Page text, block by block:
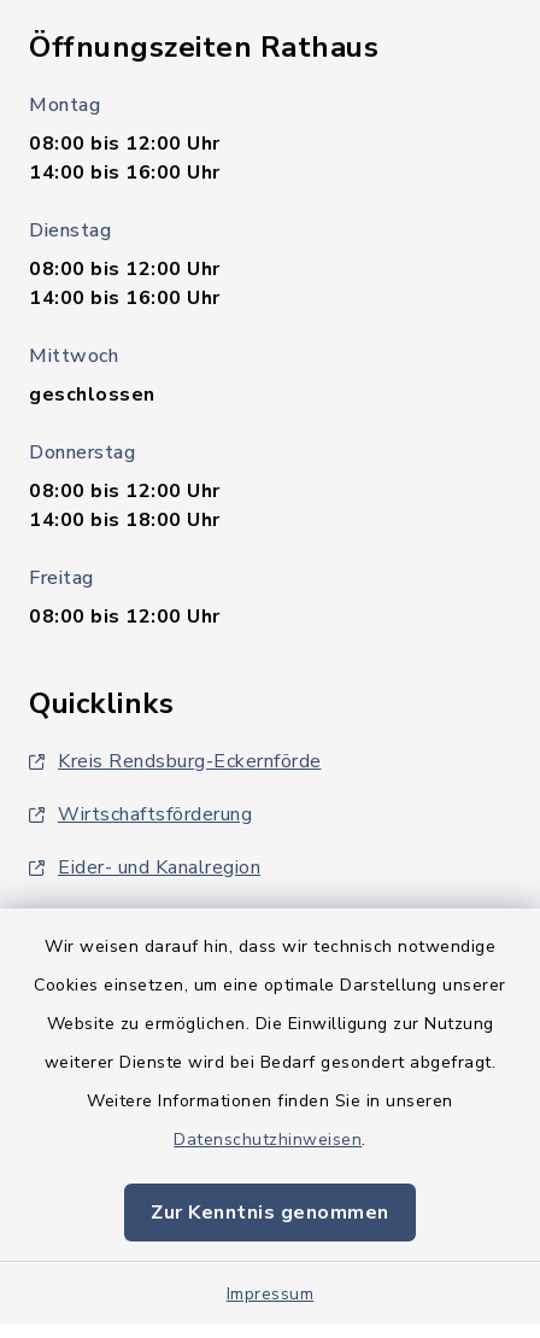
Wir weisen darauf hin, dass wir technisch notwendige
Cookies einsetzen, um eine optimale Darstellung unserer
Website zu ermöglichen. Die Einwilligung zur Nutzung
weiterer Dienste wird bei Bedarf gesondert abgefragt.
Weitere Informationen finden Sie in unseren
Datenschutzhinweisen.
Zur Kenntnis genommen
Impressum
Öffnungszeiten Rathaus
Montag
08:00 bis 12:00 Uhr
14:00 bis 16:00 Uhr
Dienstag
08:00 bis 12:00 Uhr
14:00 bis 16:00 Uhr
Mittwoch
geschlossen
Donnerstag
08:00 bis 12:00 Uhr
14:00 bis 18:00 Uhr
Freitag
08:00 bis 12:00 Uhr
Quicklinks
Kreis Rendsburg-Eckernförde
Wirtschaftsförderung
Eider- und Kanalregion
Barrierefreiheit
Sitemap